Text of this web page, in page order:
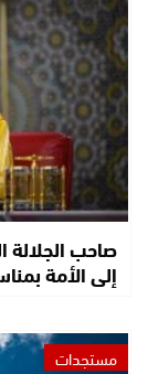
صاحب
إلى الأمة
مستجدات